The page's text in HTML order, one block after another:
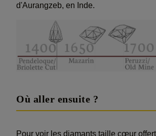
d'Aurangzeb, en Inde.
Où aller ensuite ?
Pour voir les diamants taille cœur